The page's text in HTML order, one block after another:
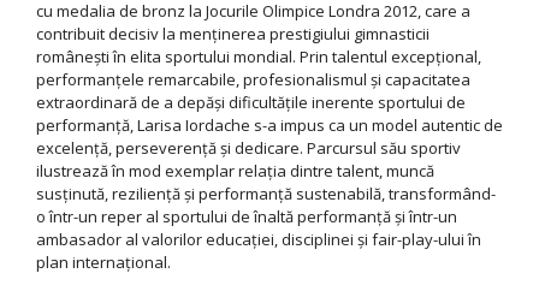
cu medalia de bronz la Jocurile Olimpice Londra 2012, care a
contribuit decisiv la menținerea prestigiului gimnasticii
românești în elita sportului mondial. Prin talentul excepțional,
performanțele remarcabile, profesionalismul și capacitatea
extraordinară de a depăși dificultățile inerente sportului de
performanță, Larisa Iordache s-a impus ca un model autentic de
excelență, perseverență și dedicare. Parcursul său sportiv
ilustrează în mod exemplar relația dintre talent, muncă
susținută, reziliență și performanță sustenabilă, transformând-
o într-un reper al sportului de înaltă performanță și într-un
ambasador al valorilor educației, disciplinei și fair-play-ului în
plan internațional.